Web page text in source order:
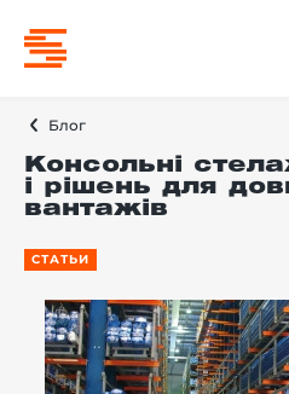
Блог
Консольні
і рішень для
вантажів
СТАТЬИ